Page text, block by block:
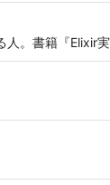
。書籍『Elixir